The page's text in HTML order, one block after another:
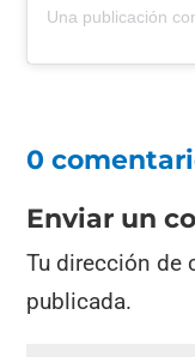
0
Enviar un
Tu dirección de
publicada.